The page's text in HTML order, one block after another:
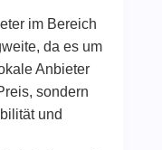
im Bereich
da es um
Anbieter
sondern
und